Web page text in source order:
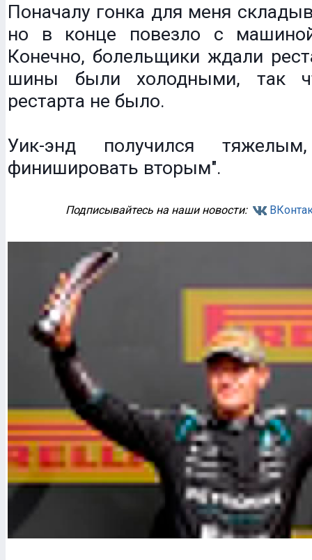
Поначалу гонка для меня
но в конце повезло с машиной
Конечно, болельщики ждали
шины были холодными, так
рестарта не было.
Уик-энд получился
финишировать вторым".
Подписывайтесь на наши новости: